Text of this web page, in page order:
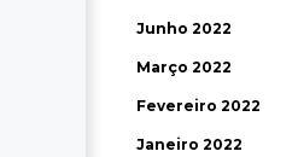
Junho 2022
Março 2022
Fevereiro 2022
Janeiro 2022